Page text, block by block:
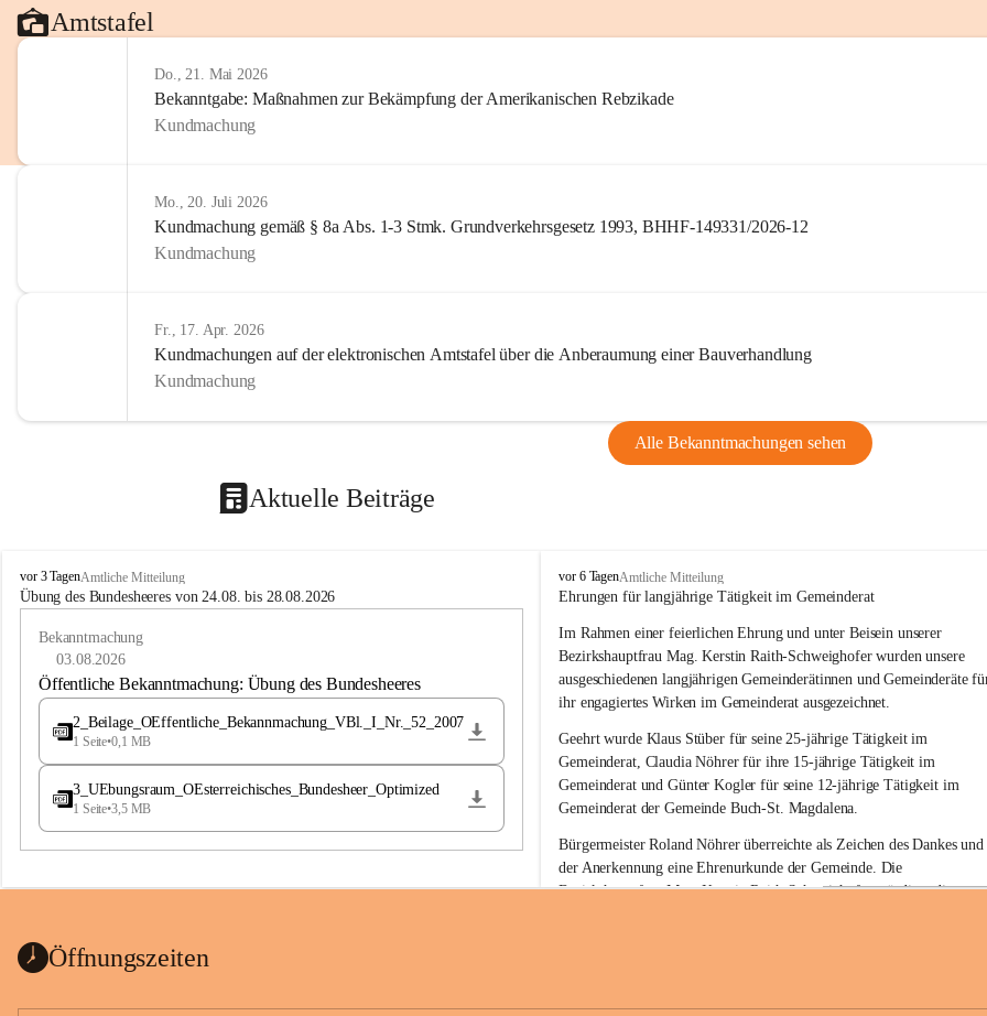
Amtstafel
Do., 21. Mai 2026
Bekanntgabe: Maßnahmen zur Bekämpfung der Amerikanischen Rebzikade
Kundmachung
Mo., 20. Juli 2026
Kundmachung gemäß § 8a Abs. 1-3 Stmk. Grundverkehrsgesetz 1993, BHHF-149331/2026-12
Kundmachung
Fr., 17. Apr. 2026
Kundmachungen auf der elektronischen Amtstafel über die Anberaumung einer Bauverhandlung
Kundmachung
Alle Bekanntmachungen sehen
Aktuelle Beiträge
B
u
e
a
vor 3 TagenAmtliche Mitteilung
Übung des Bundesheeres von 24.08. bis 28.08.2026
Bekanntmachung
03.08.2026
Öffentliche Bekanntmachung: Übung des Bundesheeres
2_Beilage_OEffentliche_Bekannmachung_VBl._I_Nr._52_2007
1 Seite•0,1 MB
3_UEbungsraum_OEsterreichisches_Bundesheer_Optimized
1 Seite•3,5 MB
B
u
h
-
S
t
M
a
g
d
a
l
e
n
a
vor 6 TagenAmtliche Mitteilung
Ehrungen für langjährige Tätigkeit im Gemeinderat
Im Rahmen einer feierlichen Ehrung und unter Beisein unserer
Bezirkshauptfrau Mag. Kerstin Raith-Schweighofer wurden unsere
ausgeschiedenen langjährigen Gemeinderätinnen und Gemeinderäte
ihr engagiertes Wirken im Gemeinderat ausgezeichnet.
Geehrt wurde Klaus Stüber für seine 25-jährige Tätigkeit im
Gemeinderat, Claudia Nöhrer für ihre 15-jährige Tätigkeit im
Gemeinderat und Günter Kogler für seine 12-jährige Tätigkeit im
Gemeinderat der Gemeinde Buch-St. Magdalena.
Bürgermeister Roland Nöhrer überreichte als Zeichen des Dankes und
der Anerkennung eine Ehrenurkunde der Gemeinde. Die
Bezirkshauptfrau Mag. Kerstin Raith-Schweighofer würdigte die
Öffnungszeiten